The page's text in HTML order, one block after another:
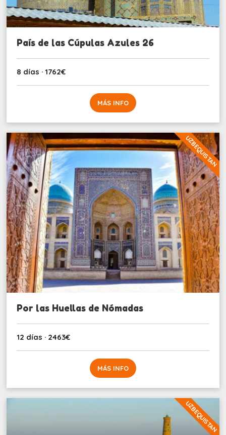
País de las Cúpulas Azules 26
8 días · 1762€
MÁS INFO
UZBEQUISTAN
Por las Huellas de Nómadas
12 días · 2463€
MÁS INFO
UZBEQUISTAN